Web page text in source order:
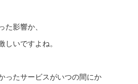
た影響か、
しいですよね。
ったサービスがいつの間にか